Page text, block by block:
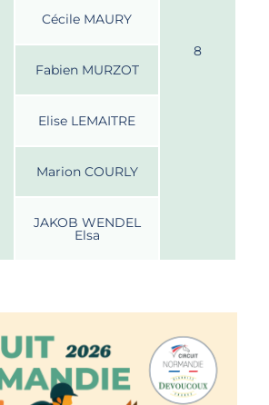
8
Cécile MAURY
Fabien MURZOT
Elise LEMAITRE
Marion COURLY
JAKOB WENDEL
Elsa